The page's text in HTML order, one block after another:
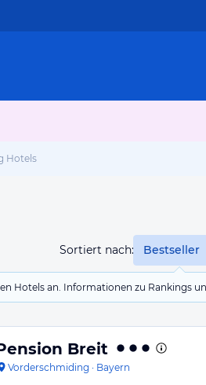
Hotels
Sortiert nach: Bestseller
Hotels an. Informationen zu Rankings
Breit
Vorderschmiding · Bayern